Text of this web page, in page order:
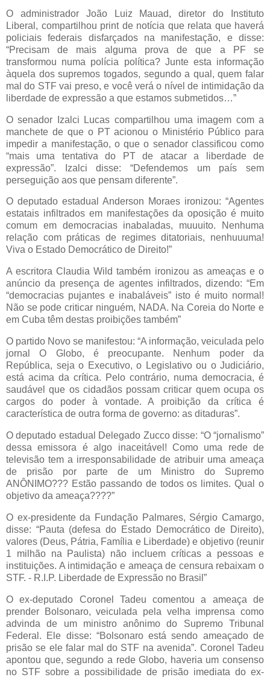
O administrador João Luiz Mauad, diretor do Instituto
Liberal, compartilhou print de notícia que relata que haverá
policiais federais disfarçados na manifestação, e disse:
“Precisam de mais alguma prova de que a PF se
transformou numa polícia política? Junte esta informação
àquela dos supremos togados, segundo a qual, quem falar
mal do STF vai preso, e você verá o nível de intimidação da
liberdade de expressão a que estamos submetidos…”
O senador Izalci Lucas compartilhou uma imagem com a
manchete de que o PT acionou o Ministério Público para
impedir a manifestação, o que o senador classificou como
“mais uma tentativa do PT de atacar a liberdade de
expressão”. Izalci disse: “Defendemos um país sem
perseguição aos que pensam diferente”.
O deputado estadual Anderson Moraes ironizou: “Agentes
estatais infiltrados em manifestações da oposição é muito
comum em democracias inabaladas, muuuito. Nenhuma
relação com práticas de regimes ditatoriais, nenhuuuma!
Viva o Estado Democrático de Direito!”
A escritora Claudia Wild também ironizou as ameaças e o
anúncio da presença de agentes infiltrados, dizendo: “Em
“democracias pujantes e inabaláveis” isto é muito normal!
Não se pode criticar ninguém, NADA. Na Coreia do Norte e
em Cuba têm destas proibições também”
O partido Novo se manifestou: “A informação, veiculada pelo
jornal O Globo, é preocupante. Nenhum poder da
República, seja o Executivo, o Legislativo ou o Judiciário,
está acima da crítica. Pelo contrário, numa democracia, é
saudável que os cidadãos possam criticar quem ocupa os
cargos do poder à vontade. A proibição da crítica é
característica de outra forma de governo: as ditaduras”.
O deputado estadual Delegado Zucco disse: “O “jornalismo”
dessa emissora é algo inaceitável! Como uma rede de
televisão tem a irresponsabilidade de atribuir uma ameaça
de prisão por parte de um Ministro do Supremo
ANÔNIMO??? Estão passando de todos os limites. Qual o
objetivo da ameaça????”
O ex-presidente da Fundação Palmares, Sérgio Camargo,
disse: “Pauta (defesa do Estado Democrático de Direito),
valores (Deus, Pátria, Família e Liberdade) e objetivo (reunir
1 milhão na Paulista) não incluem críticas a pessoas e
instituições. A intimidação e ameaça de censura rebaixam o
STF. - R.I.P. Liberdade de Expressão no Brasil”
O ex-deputado Coronel Tadeu comentou a ameaça de
prender Bolsonaro, veiculada pela velha imprensa como
advinda de um ministro anônimo do Supremo Tribunal
Federal. Ele disse: “Bolsonaro está sendo ameaçado de
prisão se ele falar mal do STF na avenida”. Coronel Tadeu
apontou que, segundo a rede Globo, haveria um consenso
no STF sobre a possibilidade de prisão imediata do ex-